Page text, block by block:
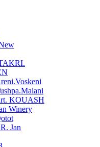
KOUASH
Winery
Jan